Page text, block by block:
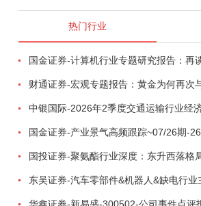
热门行业
国金证券-计算机行业专题研究报告：再
国金证券-产业景气高频跟踪~07/26期-